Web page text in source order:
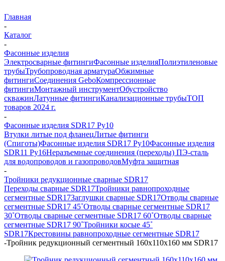
Главная
-
Каталог
-
Фасонные изделия
Электросварные фитингиФасонные изделияПолиэтиленовые
трубыТрубопроводная арматураОбжимные
фитингиСоединения GeboКомпрессионные
фитингиМонтажный инструментОбустройство
скважинЛатунные фитингиКанализационные трубыТОП
товаров 2024 г.
-
Фасонные изделия SDR17 Ру10
Втулки литые под фланецЛитые фитинги
(Спиготы)Фасонные изделия SDR17 Ру10Фасонные изделия
SDR11 Ру16Неразъемные соединения (переходы) ПЭ-сталь
для водопроводов и газопроводовМуфта защитная
-
Тройники редукционные сварные SDR17
Переходы сварные SDR17Тройники равнопроходные
сегментные SDR17Заглушки сварные SDR17Отводы сварные
сегментные SDR17 45˚Отводы сварные сегментные SDR17
30˚Отводы сварные сегментные SDR17 60˚Отводы сварные
сегментные SDR17 90˚Тройники косые 45˚
SDR17Крестовины равнопроходные сегментные SDR17
-Тройник редукционный сегментный 160х110х160 мм SDR17